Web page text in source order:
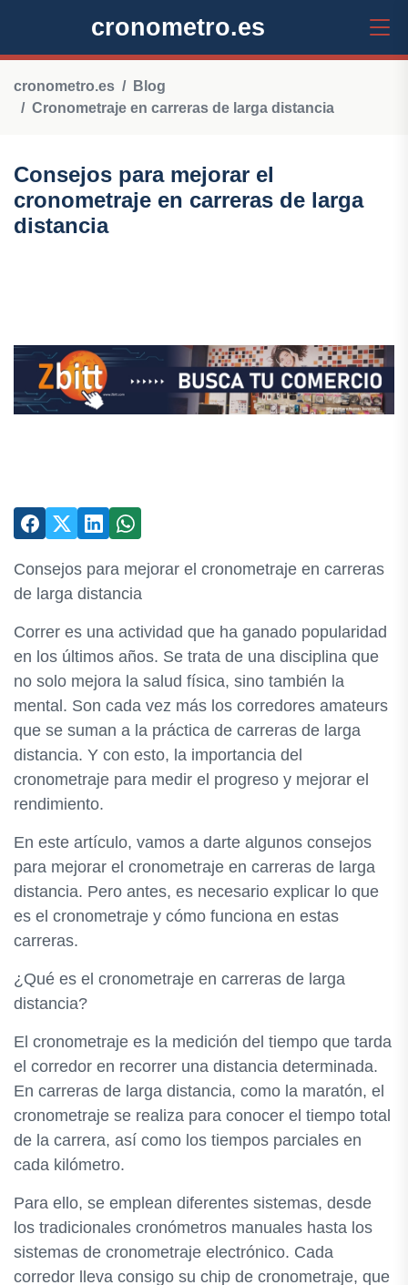
cronometro.es
cronometro.es
Blog
Cronometraje en carreras de larga distancia
Consejos para mejorar el
cronometraje en carreras de larga
distancia
Consejos para mejorar el cronometraje en carreras
de larga distancia
Correr es una actividad que ha ganado popularidad
en los últimos años. Se trata de una disciplina que
no solo mejora la salud física, sino también la
mental. Son cada vez más los corredores amateurs
que se suman a la práctica de carreras de larga
distancia. Y con esto, la importancia del
cronometraje para medir el progreso y mejorar el
rendimiento.
En este artículo, vamos a darte algunos consejos
para mejorar el cronometraje en carreras de larga
distancia. Pero antes, es necesario explicar lo que
es el cronometraje y cómo funciona en estas
carreras.
¿Qué es el cronometraje en carreras de larga
distancia?
El cronometraje es la medición del tiempo que tarda
el corredor en recorrer una distancia determinada.
En carreras de larga distancia, como la maratón, el
cronometraje se realiza para conocer el tiempo total
de la carrera, así como los tiempos parciales en
cada kilómetro.
Para ello, se emplean diferentes sistemas, desde
los tradicionales cronómetros manuales hasta los
sistemas de cronometraje electrónico. Cada
corredor lleva consigo su chip de cronometraje, que